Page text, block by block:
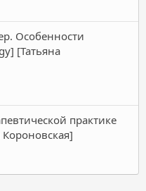
Особенности
[Татьяна
практике